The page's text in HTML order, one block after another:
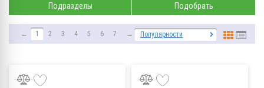
Подразделы Подобрать
← 1 2 3 4 5 6 7 → Популярности